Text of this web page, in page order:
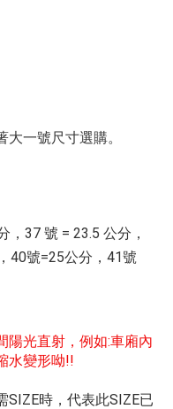
一號尺寸選購。
，37 號 = 23.5 公分，
40號=25公分，41號
陽光直射，例如:車廂內
水變形呦!!
SIZE時，代表此SIZE已